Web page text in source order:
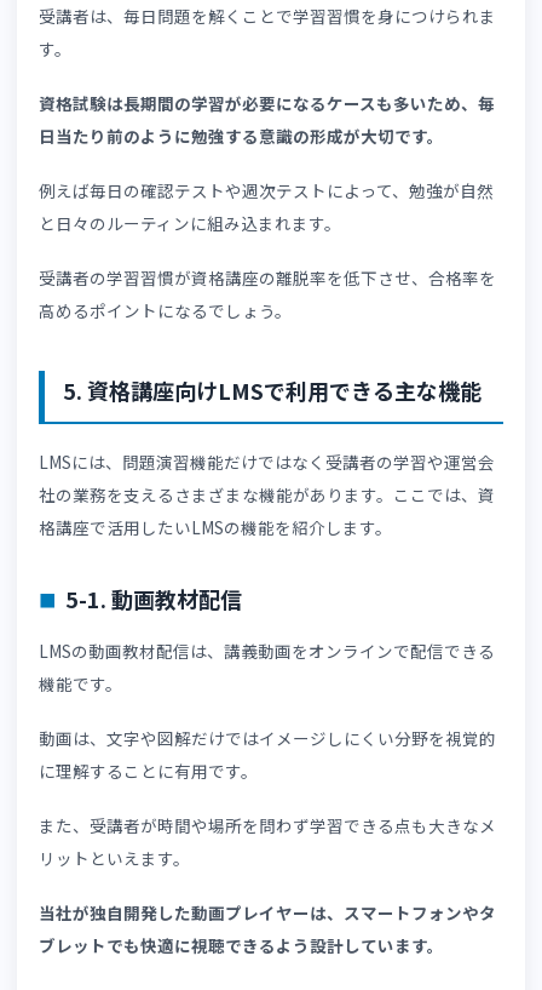
問題演習は、学習した知識の定着につながります。
教材を読むだけの勉強法では応用力が身につかず、試験当
の得点につながりません。
受講者は学んだ内容を問題として解くことで、記憶が強化
れるのです。
実際の試験形式に近い問題演習を繰り返すことで、本番へ
4-2. 理解不足の分野を発見できる
問題演習を通して、受講者が理解できていない分野を発見
きるメリットがあります。
的に復習することで、学習効果を大きく高められます。
理解が曖昧な部分や苦手分野への対策を事前に講じられる
め、“分かったつもり”のまま本番を迎えてしまう事態を防
るでしょう。
4-3. 学習習慣の形成につながる
受講者は、毎日問題を解くことで学習習慣を身につけられ
す。